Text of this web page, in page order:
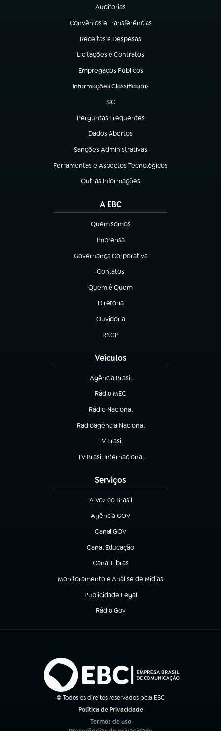
Auditorias
(abre em nova aba)
Convênios e Transferências
(abre em nova aba)
Receitas e Despesas
(abre em nova aba)
Licitações e Contratos
(abre em nova aba)
Empregados Públicos
(abre em nova aba)
Informações Classificadas
(abre em nova aba)
SIC
(abre em nova aba)
Perguntas Frequentes
(abre em nova aba)
Dados Abertos
(abre em nova aba)
Sanções Administrativas
(abre em nova aba)
Ferramentas e Aspectos Tecnológicos
(abre em nova aba)
Outras Informações
(abre em nova aba)
A EBC
Quem somos
(abre em nova aba)
Imprensa
(abre em nova aba)
Governança Corporativa
(abre em nova aba)
Contatos
(abre em nova aba)
Quem é Quem
(abre em nova aba)
Diretoria
(abre em nova aba)
Ouvidoria
(abre em nova aba)
RNCP
(abre em nova aba)
Veículos
Agência Brasil
(abre em nova aba)
Rádio MEC
(abre em nova aba)
Rádio Nacional
Radioagência Nacional
(abre em nova aba)
TV Brasil
(abre em nova aba)
TV Brasil Internacional
(abre em nova aba)
Serviços
A Voz do Brasil
(abre em nova aba)
Agência GOV
(abre em nova aba)
Canal GOV
(abre em nova aba)
Canal Educação
(abre em nova aba)
Canal Libras
(abre em nova aba)
Monitoramento e Análise de Mídias
(abre em nova aba)
Publicidade Legal
(abre em nova aba)
Rádio Gov
(abre em nova aba)
© Todos os direitos reservados pela EBC
Política de Privacidade
Termos de uso
(abre em nova aba)